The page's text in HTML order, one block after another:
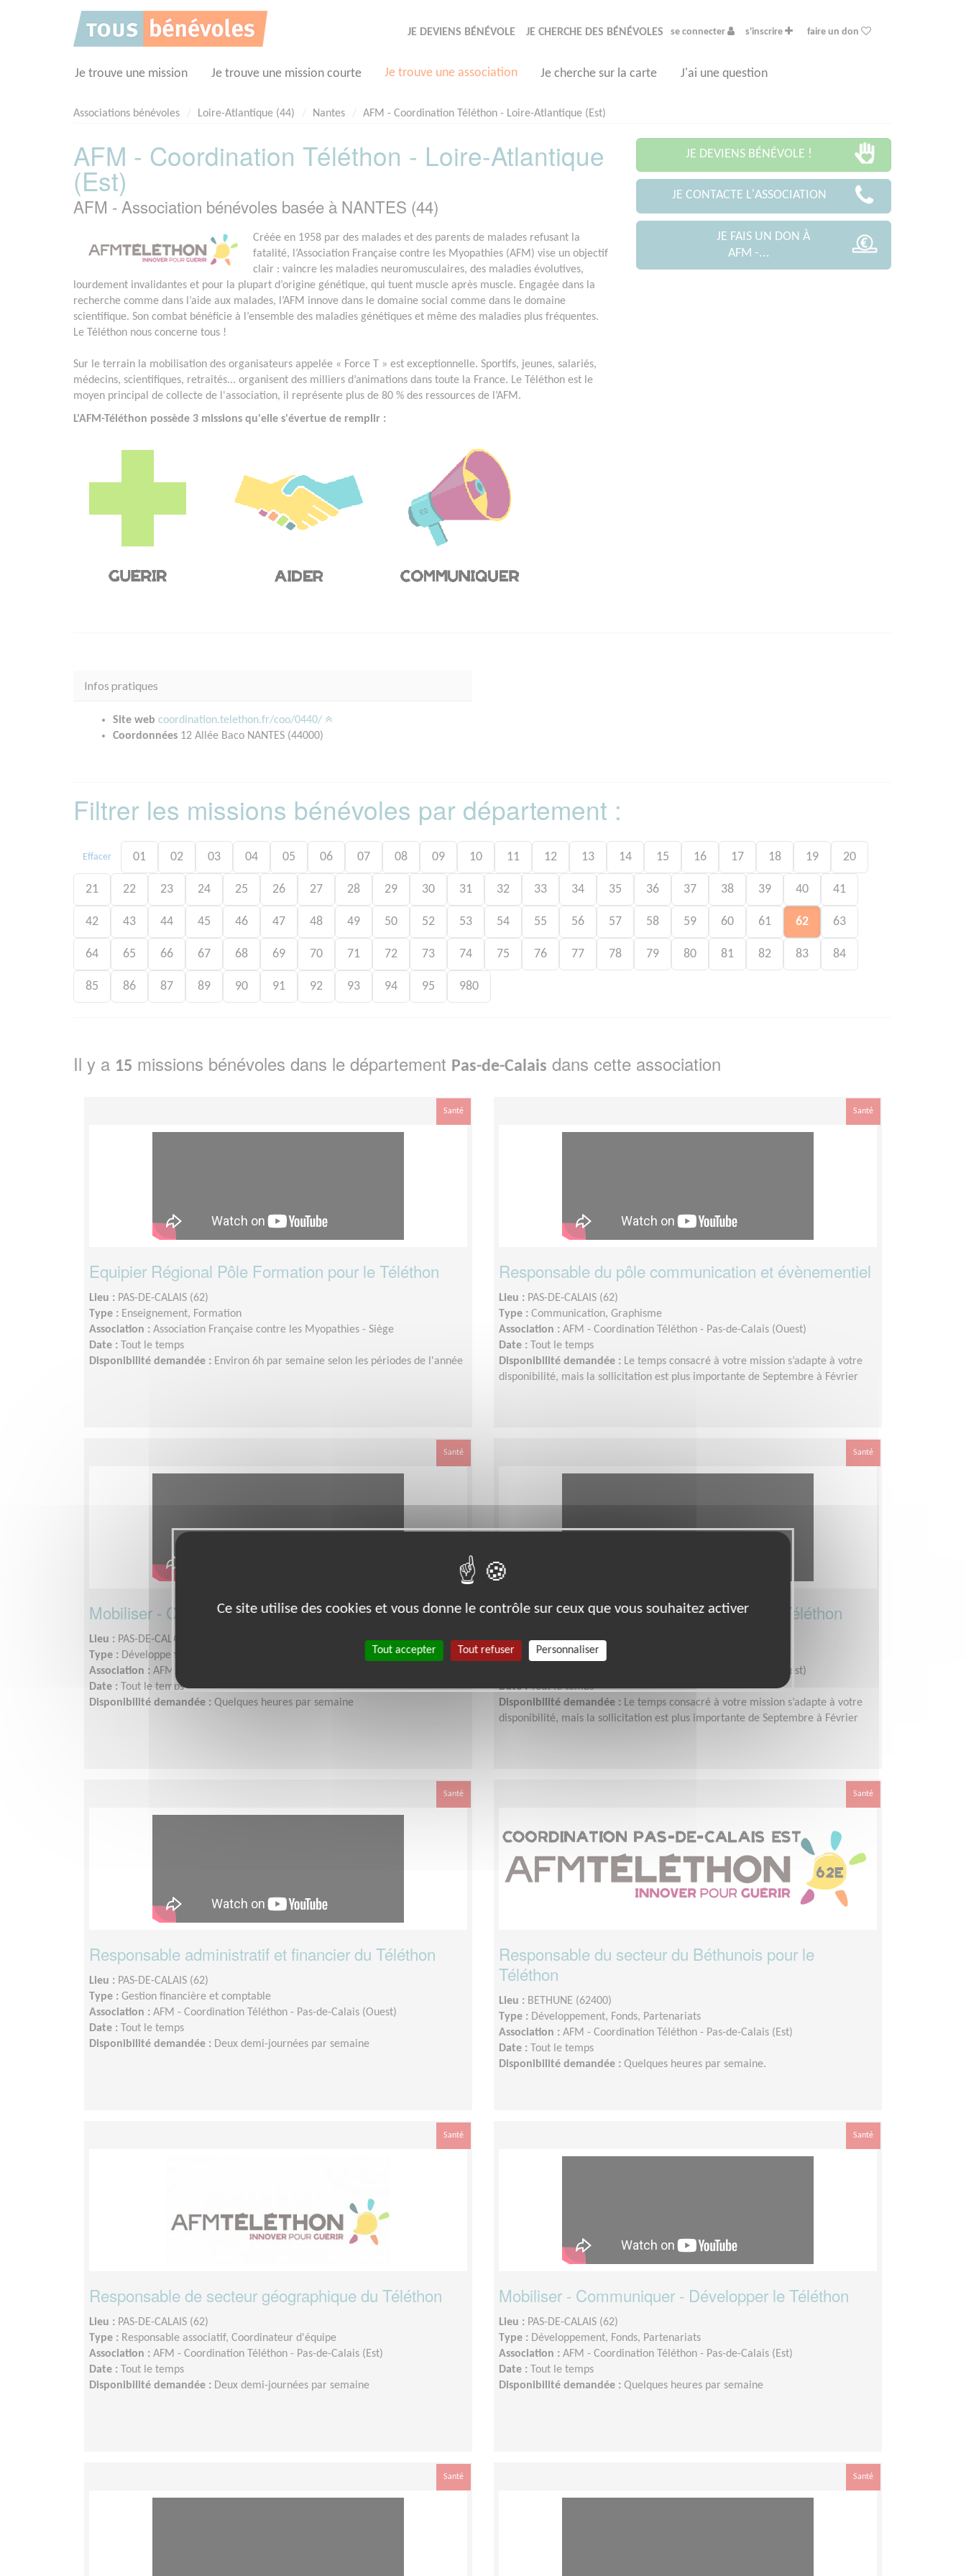
JE DEVIENS BÉNÉVOLE JE CHERCHE DES BÉNÉVOLES se connecter s'inscrire faire un don
Je trouve une mission Je trouve une mission courte Je trouve une association Je cherche sur la carte J'ai une question
Associations bénévoles Loire-Atlantique (44) Nantes AFM - Coordination Téléthon - Loire-Atlantique (Est)
AFM - Coordination Téléthon - Loire-Atlantique
(Est)
AFM - Association bénévoles basée à NANTES (44)
Créée en 1958 par des malades et des parents de malades refusant la
fatalité, l’Association Française contre les Myopathies (AFM) vise un objectif
clair : vaincre les maladies neuromusculaires, des maladies évolutives,
lourdement invalidantes et pour la plupart d’origine génétique, qui tuent muscle après muscle. Engagée dans la
recherche comme dans l’aide aux malades, l’AFM innove dans le domaine social comme dans le domaine
scientifique. Son combat bénéficie à l’ensemble des maladies génétiques et même des maladies plus fréquentes.
Le Téléthon nous concerne tous !
Sur le terrain la mobilisation des organisateurs appelée « Force T » est exceptionnelle. Sportifs, jeunes, salariés,
médecins, scientifiques, retraités... organisent des milliers d’animations dans toute la France. Le Téléthon est le
moyen principal de collecte de l'association, il représente plus de 80 % des ressources de l’AFM.
L'AFM-Téléthon possède 3 missions qu'elle s'évertue de remplir :
JE DEVIENS BÉNÉVOLE !
JE CONTACTE L'ASSOCIATION
JE FAIS UN DON À
AFM -...
Infos pratiques
Site web coordination.telethon.fr/coo/0440/
Coordonnées 12 Allée Baco NANTES (44000)
Filtrer les missions bénévoles par département :
Effacer 01 02 03 04 05 06 07 08 09 10 11 12 13 14 15 16 17 18 19 20
21 22 23 24 25 26 27 28 29 30 31 32 33 34 35 36 37 38 39 40 41
42 43 44 45 46 47 48 49 50 52 53 54 55 56 57 58 59 60 61 62 63
64 65 66 67 68 69 70 71 72 73 74 75 76 77 78 79 80 81 82 83 84
85 86 87 89 90 91 92 93 94 95 980
Il y a 15 missions bénévoles dans le département Pas-de-Calais dans cette association
Santé
Equipier Régional Pôle Formation pour le Téléthon
Lieu : PAS-DE-CALAIS (62)
Type : Enseignement, Formation
Association : Association Française contre les Myopathies - Siège
Date :
Tout le temps
Disponibilité demandée : Environ 6h par semaine selon les périodes de l'année
Santé
Responsable du pôle communication et évènementiel
Lieu : PAS-DE-CALAIS (62)
Type : Communication, Graphisme
Association : AFM - Coordination Téléthon - Pas-de-Calais (Ouest)
Date :
Tout le temps
Disponibilité demandée : Le temps consacré à votre mission s’adapte à votre
disponibilité, mais la sollicitation est plus importante de Septembre à Février
Santé
Mobiliser - Communiquer - Développer le Téléthon
Lieu : PAS-DE-CALAIS (62)
Type : Développement, Fonds, Partenariats
Association : AFM - Coordination Téléthon - Pas-de-Calais (Ouest)
Date :
Tout le temps
Disponibilité demandée : Quelques heures par semaine
Santé
Responsable du pôle développement du Téléthon
Lieu : PAS-DE-CALAIS (62)
Type :
Développement, Fonds, Partenariats
AFM - Coordination Téléthon - Pas-de-Calais (Ouest)
Date :Tout le temps
Disponibilité demandée : Le temps consacré à votre mission s’adapte à votre
disponibilité, mais la sollicitation est plus importante de Septembre à Février
Santé
Responsable administratif et financier du Téléthon
Lieu : PAS-DE-CALAIS (62)
Type : Gestion financière et comptable
Association : AFM - Coordination Téléthon - Pas-de-Calais (Ouest)
Date :
Tout le temps
Disponibilité demandée : Deux demi-journées par semaine
Santé
Responsable du secteur du Béthunois pour le
Téléthon
Lieu : BETHUNE (62400)
Type : Développement, Fonds, Partenariats
Association : AFM - Coordination Téléthon - Pas-de-Calais (Est)
Date :
Tout le temps
Disponibilité demandée : Quelques heures par semaine.
Santé
Responsable de secteur géographique du Téléthon
Lieu : PAS-DE-CALAIS (62)
Type : Responsable associatif, Coordinateur d'équipe
Association : AFM - Coordination Téléthon - Pas-de-Calais (Est)
Date :
Tout le temps
Disponibilité demandée : Deux demi-journées par semaine
Santé
Mobiliser - Communiquer - Développer le Téléthon
Lieu : PAS-DE-CALAIS (62)
Type : Développement, Fonds, Partenariats
Association : AFM - Coordination Téléthon - Pas-de-Calais (Est)
Date :
Tout le temps
Disponibilité demandée : Quelques heures par semaine
Santé Santé
Ce site utilise des cookies et vous donne le contrôle sur ceux que vous souhaitez activer
Tout accepter Tout refuser Personnaliser